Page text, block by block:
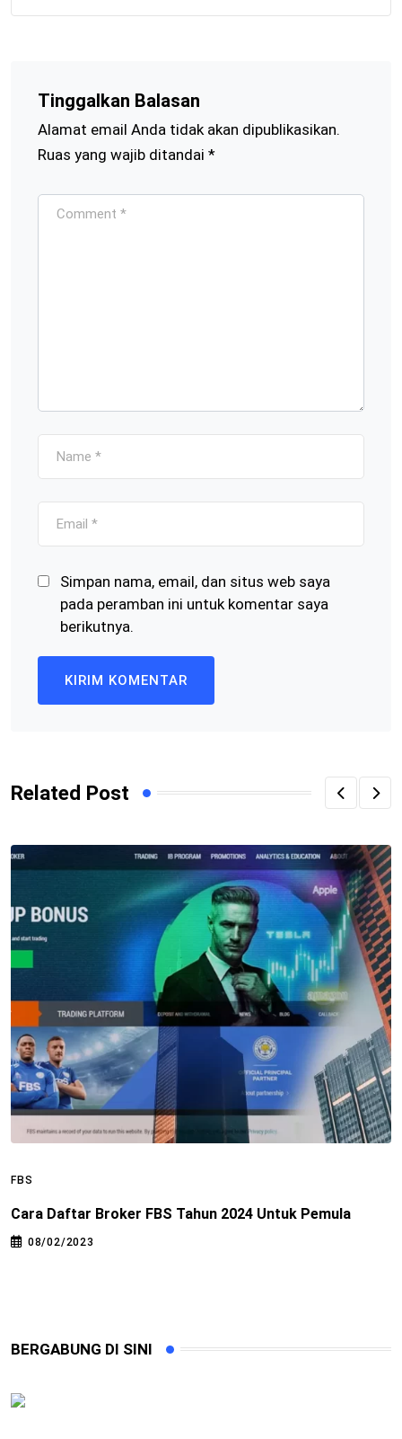
Tinggalkan Balasan
Alamat email Anda tidak akan dipublikasikan.
Ruas yang wajib ditandai *
Simpan nama, email, dan situs web saya
pada peramban ini untuk komentar saya
berikutnya.
Related Post
FBS
Cara Daftar Broker FBS Tahun 2024 Untuk Pemula
08/02/2023
BERGABUNG DI SINI